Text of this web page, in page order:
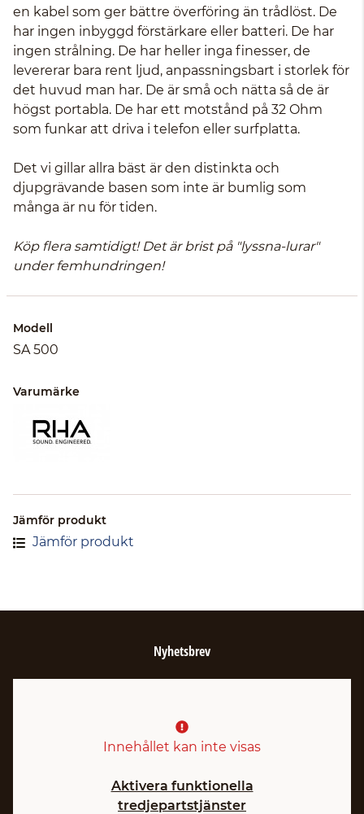
en kabel som ger bättre överföring än trådlöst. De
har ingen inbyggd förstärkare eller batteri. De har
ingen strålning. De har heller inga finesser, de
levererar bara rent ljud, anpassningsbart i storlek för
det huvud man har. De är små och nätta så de är
högst portabla. De har ett motstånd på 32 Ohm
som funkar att driva i telefon eller surfplatta.
Det vi gillar allra bäst är den distinkta och
djupgrävande basen som inte är bumlig som
många är nu för tiden.
Köp flera samtidigt! Det är brist på "lyssna-lurar"
under femhundringen!
Modell
SA 500
Varumärke
Jämför produkt
Jämför produkt
Nyhetsbrev
Innehållet kan inte visas
Aktivera funktionella
tredjepartstjänster